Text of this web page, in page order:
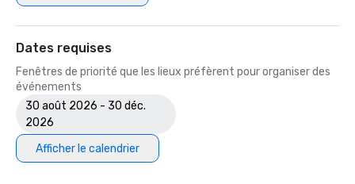
Dates requises
Fenêtres de priorité que les lieux préfèrent pour organiser des
événements
30 août 2026 - 30 déc.
2026
Afficher le calendrier